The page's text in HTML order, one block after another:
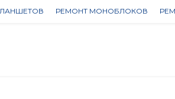
РЕМОНТ МОНОБЛОКОВ